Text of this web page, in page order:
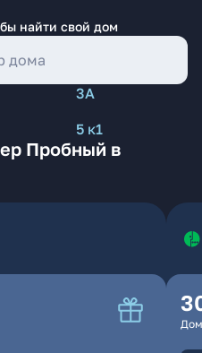
найти свой дом
3А
5 к1
Пробный в